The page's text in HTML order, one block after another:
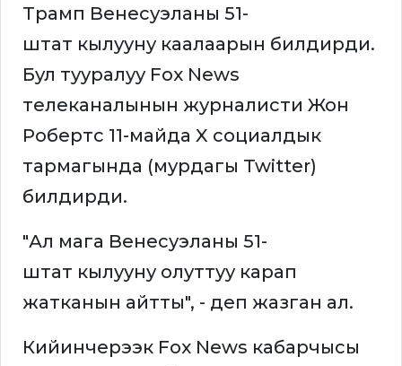
Трамп Венесуэланы 51-
штат кылууну каалаарын билдирди.
Бул тууралуу Fox News
телеканалынын журналисти Жон
Робертс 11-майда X социалдык
тармагында (мурдагы Twitter)
билдирди.
"Ал мага Венесуэланы 51-
штат кылууну олуттуу карап
жатканын айтты", - деп жазган ал.
Кийинчерээк Fox News кабарчысы